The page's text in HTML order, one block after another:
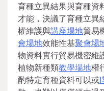
育種立異結果與育種資
才能，決議了育種立異
權維護與講座場地貿易
會場地效能性基聚會場
物資料實行貿易機密維
植物新種類教學場地權
酌特定育種資料可以或